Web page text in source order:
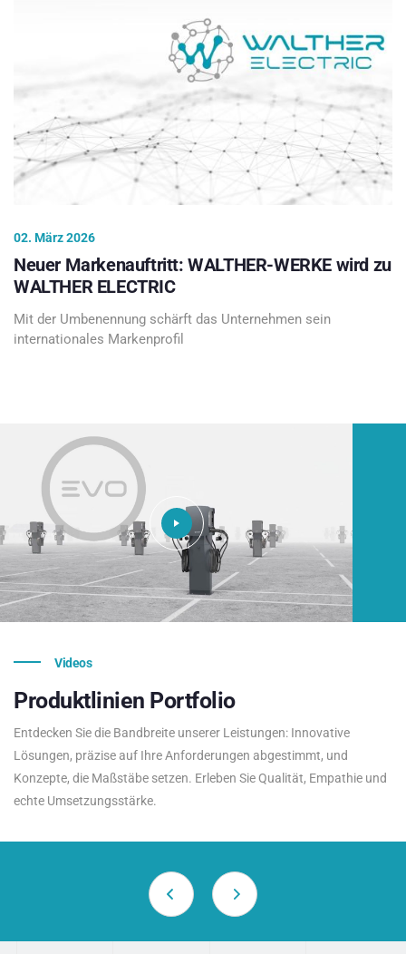
02. März 2026
Neuer Markenauftritt: WALTHER-WERKE wird zu
WALTHER ELECTRIC
Mit der Umbenennung schärft das Unternehmen sein
internationales Markenprofil
Videos
Produktlinien Portfolio
Entdecken Sie die Bandbreite unserer Leistungen: Innovative
Lösungen, präzise auf Ihre Anforderungen abgestimmt, und
Konzepte, die Maßstäbe setzen. Erleben Sie Qualität, Empathie und
echte Umsetzungsstärke.